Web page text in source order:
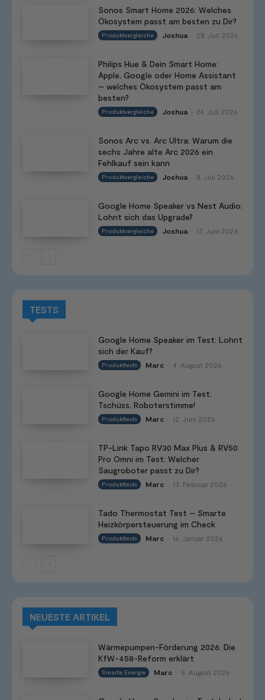
Sonos Smart Home 2026: Welches
Ökosystem passt am besten zu Dir?
Produktvergleiche Joshua 28. Juli 2026
Philips Hue & Dein Smart Home:
Apple, Google oder Home Assistant
– welches Ökosystem passt am
besten?
Produktvergleiche Joshua 24. Juli 2026
Sonos Arc vs. Arc Ultra: Warum die
sechs Jahre alte Arc 2026 ein
Fehlkauf sein kann
Produktvergleiche Joshua 8. Juli 2026
Google Home Speaker vs Nest Audio:
Lohnt sich das Upgrade?
Produktvergleiche Joshua 17. Juni 2026
TESTS
Google Home Speaker im Test: Lohnt
sich der Kauf?
Produkttests Marc 4. August 2026
Google Home Gemini im Test:
Tschüss, Roboterstimme!
Produkttests Marc 12. Juni 2026
TP-Link Tapo RV30 Max Plus & RV50
Pro Omni im Test: Welcher
Saugroboter passt zu Dir?
Produkttests Marc 13. Februar 2026
Tado Thermostat Test – Smarte
Heizkörpersteuerung im Check
Produkttests Marc 16. Januar 2026
NEUESTE ARTIKEL
Wärmepumpen-Förderung 2026: Die
KfW-458-Reform erklärt
Smarte Energie Marc 5. August 2026